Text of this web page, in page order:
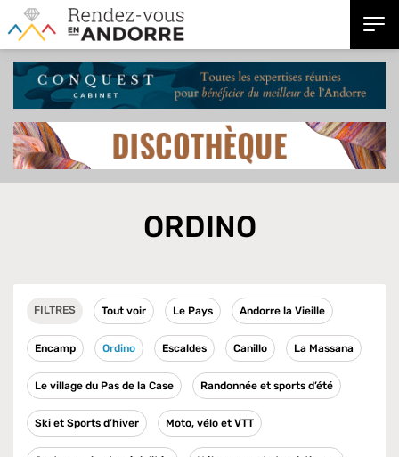
ORDINO
FILTRES Tout voir Le Pays Andorre la Vieille
Encamp Ordino Escaldes Canillo La Massana
Le village du Pas de la Case Randonnée et sports d’été
Ski et Sports d’hiver Moto, vélo et VTT